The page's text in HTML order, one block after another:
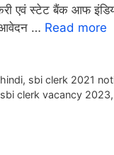
एवं स्टेट बैंक आफ
आवेदन … Read more
, sbi clerk 2021
sbi clerk vacancy 2023,